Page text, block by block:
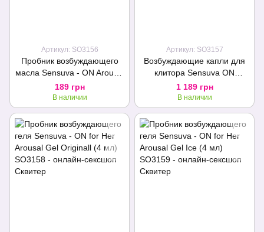
Артикул: SO3156
Пробник возбуждающего
масла Sensuva - ON Arousal
Oil for Her Original (0,3 мл)
189 грн
В наличии
Артикул: SO3157
Возбуждающие капли для
клитора Sensuva ON
Arousal Oil for Her Ultra (5
мл) самые мощные, до 45
мин.
1 189 грн
В наличии